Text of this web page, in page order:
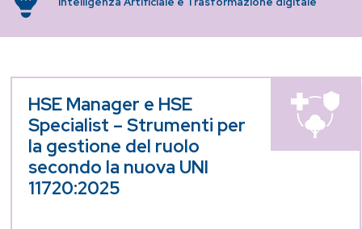
HSE Manager e HSE
Specialist – Strumenti per
la gestione del ruolo
secondo la nuova UNI
11720:2025